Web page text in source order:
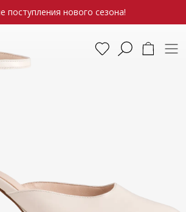
поступления нового сезона!